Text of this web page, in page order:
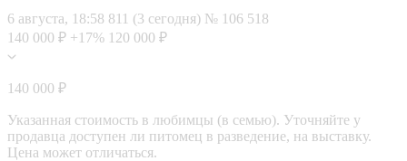
6 августа, 18:58 811 (3 сегодня) № 106 518
140 000 ₽ +17% 120 000 ₽
140 000 ₽
Указанная стоимость в любимцы (в семью). Уточняйте у
продавца доступен ли питомец в разведение, на выставку.
Цена может отличаться.